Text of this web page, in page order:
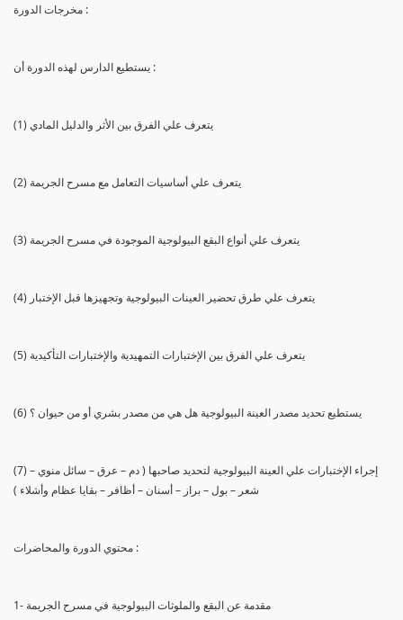
مخرجات الدورة :
يستطيع الدارس لهذه الدورة أن :
(1) يتعرف علي الفرق بين الأثر والدليل المادي
(2) يتعرف علي أساسيات التعامل مع مسرح الجريمة
(3) يتعرف علي أنواع البقع البيولوجية الموجودة في مسرح الجريمة
(4) يتعرف علي طرق تحضير العينات البيولوجية وتجهيزها قبل الإختبار
(5) يتعرف علي الفرق بين الإختبارات التمهيدية والإختبارات التأكيدية
(6) يستطيع تحديد مصدر العينة البيولوجية هل هي من مصدر بشري أو من حيوان ؟
(7) إجراء الإختبارات علي العينة البيولوجية لتحديد صاحبها ( دم – عرق – سائل منوي –
شعر – بول – براز – أسنان – أظافر – بقايا عظام وأشلاء )
محتوي الدورة والمحاضرات :
1- مقدمة عن البقع والملوثات البيولوجية في مسرح الجريمة